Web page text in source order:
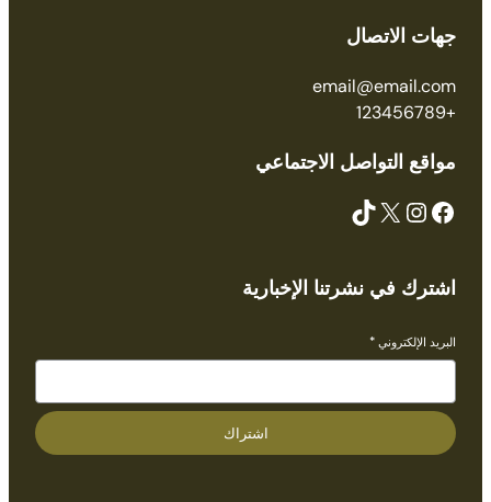
جهات الاتصال
email@email.com
+123456789
مواقع التواصل الاجتماعي
Facebook
Instagram
X
TikTok
اشترك في نشرتنا الإخبارية
البريد الإلكتروني *
اشتراك